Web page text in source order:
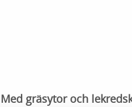
Med gräsytor och